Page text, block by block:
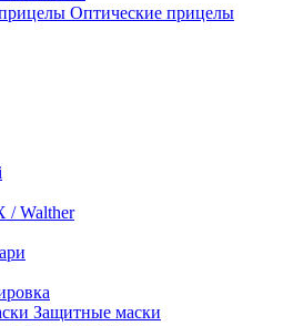
Оптические прицелы
/ Walther
Защитные маски